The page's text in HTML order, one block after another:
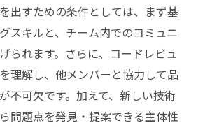
出すための条件としては、まず基
スキルと、チーム内でのコミュニ
られます。さらに、コードレビュ
理解し、他メンバーと協力して品
不可欠です。加えて、新しい技術
問題点を発見・提案できる主体性